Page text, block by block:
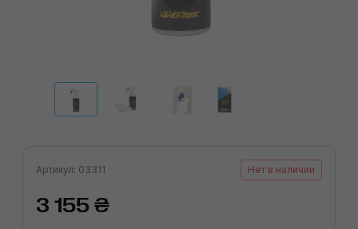
Артикул: 03311 Нет в наличии
3 155 ₴